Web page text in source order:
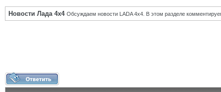
Новости Лада 4х4 Обсуждаем новости LADA 4x4. В этом разделе